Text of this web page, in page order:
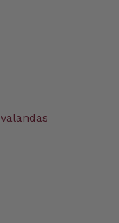
valandas